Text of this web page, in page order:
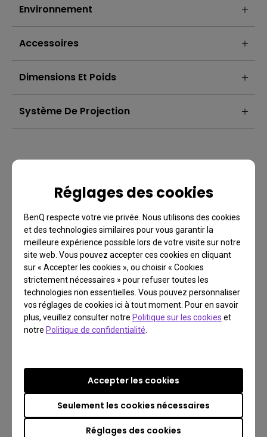
Réglages des cookies
BenQ respecte votre vie privée. Nous utilisons des cookies
et des technologies similaires pour vous garantir la
meilleure expérience possible lors de votre visite sur notre
site web. Vous pouvez accepter ces cookies en cliquant
sur « Accepter les cookies », ou choisir « Cookies
strictement nécessaires » pour refuser toutes les
technologies non essentielles. Vous pouvez personnaliser
vos réglages de cookies ici à tout moment. Pour en savoir
plus, veuillez consulter notre Politique sur les cookies et
notre Politique de confidentialité
Réglages des cookies
Seulement les cookies nécessaires
Accepter les cookies
Environnement
Accessoires
Dimensions Et Poids
Système De Projection
FAQ
Vous avez une question?
En savoir plus